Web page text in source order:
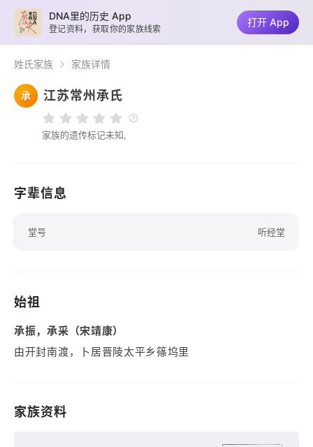
姓氏家族 家族详情
承 江苏常州承氏
家族的遗传标记未知,
字辈信息
堂号 听经堂
始祖
承振，承采（宋靖康）
由开封南渡，卜居晋陵太平乡篠坞里
家族资料
DNA里的历史 App
登记资料，获取你的家族线索
打开 App